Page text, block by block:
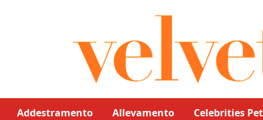
Addestramento Allevamento Celebrities